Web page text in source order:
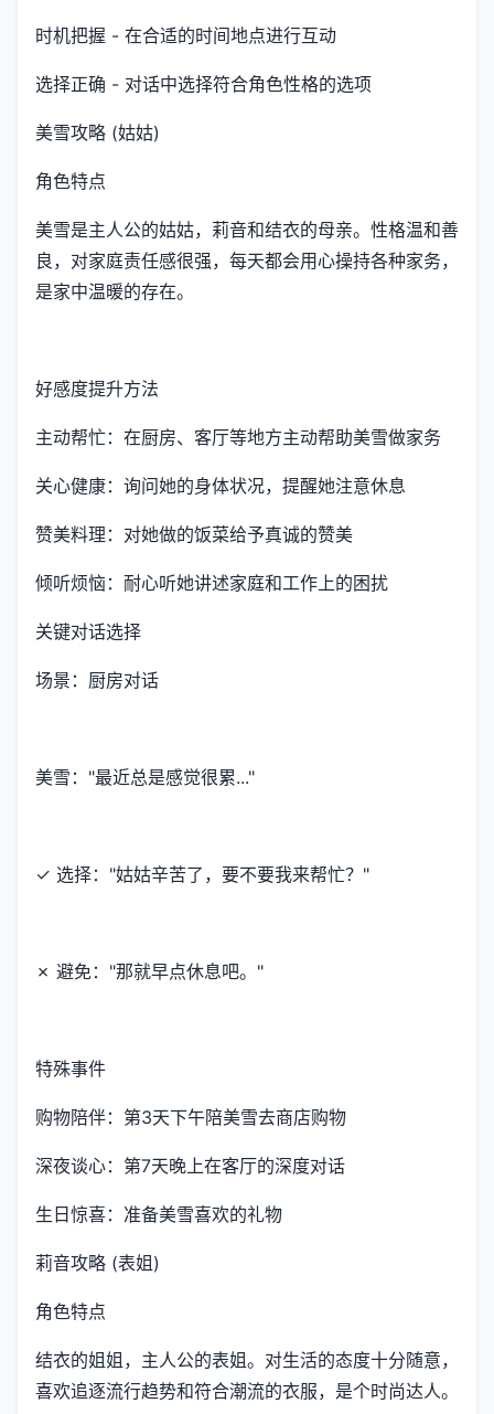
时机把握 - 在合适的时间地点进行互动
选择正确 - 对话中选择符合角色性格的选项
美雪攻略 (姑姑)
角色特点
美雪是主人公的姑姑，莉音和结衣的母亲。性格温和善
良，对家庭责任感很强，每天都会用心操持各种家务，
是家中温暖的存在。
好感度提升方法
主动帮忙：在厨房、客厅等地方主动帮助美雪做家务
关心健康：询问她的身体状况，提醒她注意休息
赞美料理：对她做的饭菜给予真诚的赞美
倾听烦恼：耐心听她讲述家庭和工作上的困扰
关键对话选择
场景：厨房对话
美雪："最近总是感觉很累..."
✓ 选择："姑姑辛苦了，要不要我来帮忙？"
✗ 避免："那就早点休息吧。"
特殊事件
购物陪伴：第3天下午陪美雪去商店购物
深夜谈心：第7天晚上在客厅的深度对话
生日惊喜：准备美雪喜欢的礼物
莉音攻略 (表姐)
角色特点
结衣的姐姐，主人公的表姐。对生活的态度十分随意，
喜欢追逐流行趋势和符合潮流的衣服，是个时尚达人。